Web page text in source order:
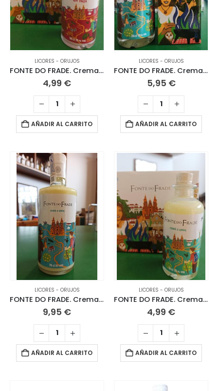
LICORES - ORUJOS
FONTE DO FRADE. Crema de Gin Fresa. 10 CL
4,99 €
AÑADIR AL CARRITO
LICORES - ORUJOS
FONTE DO FRADE. Crema de Limón 20 CL
5,95 €
AÑADIR AL CARRITO
LICORES - ORUJOS
FONTE DO FRADE. Crema de Limón 70 CL
9,95 €
AÑADIR AL CARRITO
LICORES - ORUJOS
FONTE DO FRADE. Crema de Limón. 10 CL
4,99 €
AÑADIR AL CARRITO